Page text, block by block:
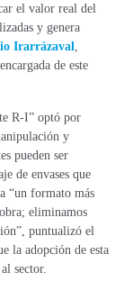
el valor real del
y genera
Irarrázaval
encargada de este
R-I” optó por
y
pueden ser
de envases que
“un formato más
eliminamos
puntualizó el
la adopción de esta
sector.